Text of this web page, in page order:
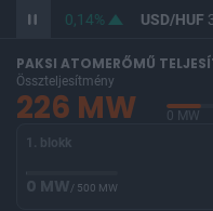
362,22 0,14% USD/HUF
PAKSI ATOMERŐMŰ
Összteljesítmény
226 MW 0 MW
1. blokk
0 MW/ 500 MW